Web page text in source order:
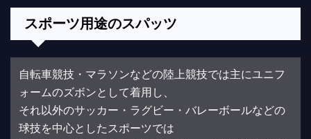
スポーツ用途のスパッツ
自転車競技・マラソンなどの陸上競技では主にユニフ
ォームのズボンとして着用し、
それ以外のサッカー・ラグビー・バレーボールなどの
球技を中心としたスポーツでは